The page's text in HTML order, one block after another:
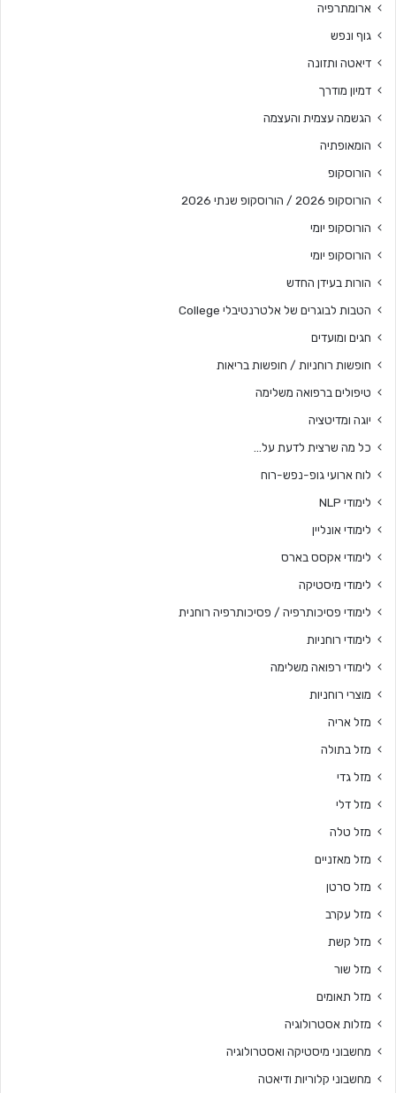
ארומתרפיה
גוף ונפש
דיאטה ותזונה
דמיון מודרך
הגשמה עצמית והעצמה
הומאופתיה
הורוסקופ
הורוסקופ 2026 / הורוסקופ שנתי 2026
הורוסקופ יומי
הורוסקופ יומי
הורות בעידן החדש
הטבות לבוגרים של אלטרנטיבלי College
חגים ומועדים
חופשות רוחניות / חופשות בריאות
טיפולים ברפואה משלימה
יוגה ומדיטציה
כל מה שרצית לדעת על…
לוח ארועי גופ-נפש-רוח
לימודי NLP
לימודי אונליין
לימודי אקסס בארס
לימודי מיסטיקה
לימודי פסיכותרפיה / פסיכותרפיה רוחנית
לימודי רוחניות
לימודי רפואה משלימה
מוצרי רוחניות
מזל אריה
מזל בתולה
מזל גדי
מזל דלי
מזל טלה
מזל מאזניים
מזל סרטן
מזל עקרב
מזל קשת
מזל שור
מזל תאומים
מזלות אסטרולוגיה
מחשבוני מיסטיקה ואסטרולוגיה
מחשבוני קלוריות ודיאטה